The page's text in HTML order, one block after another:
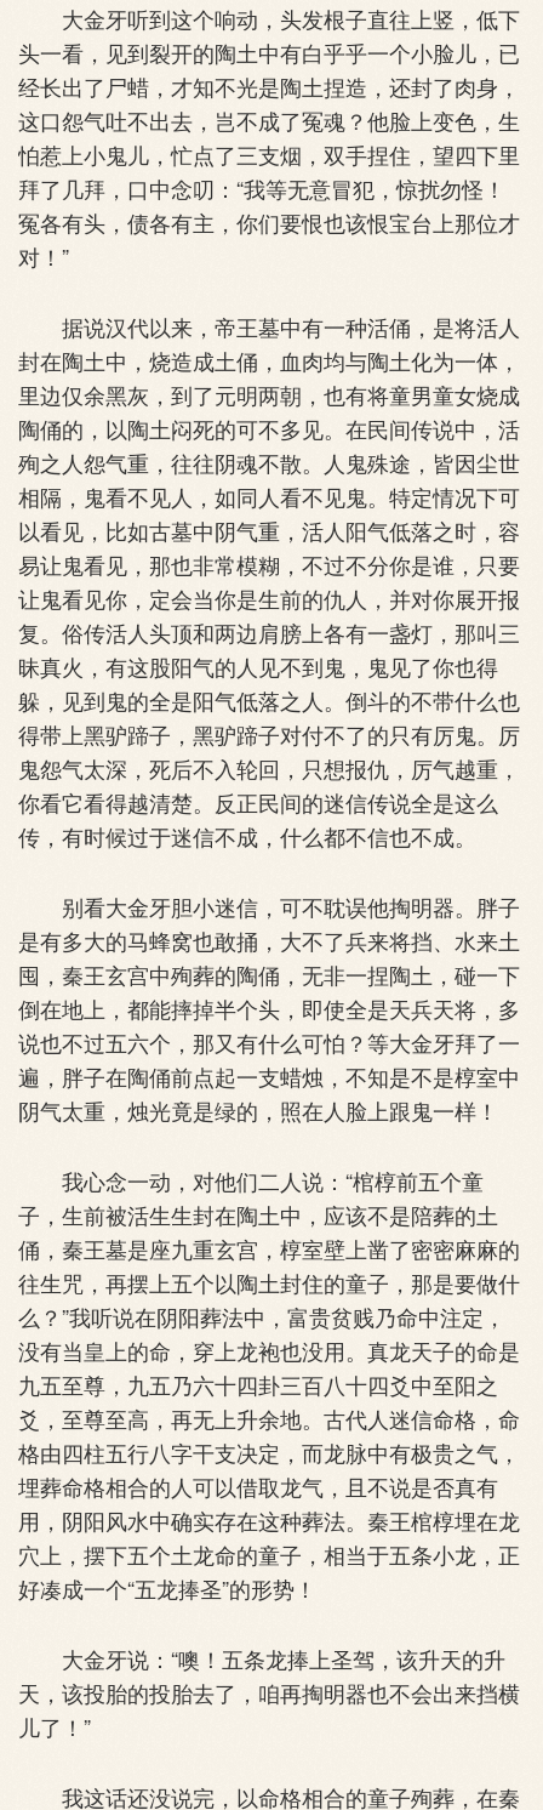
大金牙听到这个响动，头发根子直往上竖，低下
头一看，见到裂开的陶土中有白乎乎一个小脸儿，已
经长出了尸蜡，才知不光是陶土捏造，还封了肉身，
这口怨气吐不出去，岂不成了冤魂？他脸上变色，生
怕惹上小鬼儿，忙点了三支烟，双手捏住，望四下里
拜了几拜，口中念叨：“我等无意冒犯，惊扰勿怪！
冤各有头，债各有主，你们要恨也该恨宝台上那位才
对！”
据说汉代以来，帝王墓中有一种活俑，是将活人
封在陶土中，烧造成土俑，血肉均与陶土化为一体，
里边仅余黑灰，到了元明两朝，也有将童男童女烧成
陶俑的，以陶土闷死的可不多见。在民间传说中，活
殉之人怨气重，往往阴魂不散。人鬼殊途，皆因尘世
相隔，鬼看不见人，如同人看不见鬼。特定情况下可
以看见，比如古墓中阴气重，活人阳气低落之时，容
易让鬼看见，那也非常模糊，不过不分你是谁，只要
让鬼看见你，定会当你是生前的仇人，并对你展开报
复。俗传活人头顶和两边肩膀上各有一盏灯，那叫三
昧真火，有这股阳气的人见不到鬼，鬼见了你也得
躲，见到鬼的全是阳气低落之人。倒斗的不带什么也
得带上黑驴蹄子，黑驴蹄子对付不了的只有厉鬼。厉
鬼怨气太深，死后不入轮回，只想报仇，厉气越重，
你看它看得越清楚。反正民间的迷信传说全是这么
传，有时候过于迷信不成，什么都不信也不成。
别看大金牙胆小迷信，可不耽误他掏明器。胖子
是有多大的马蜂窝也敢捅，大不了兵来将挡、水来土
囤，秦王玄宫中殉葬的陶俑，无非一捏陶土，碰一下
倒在地上，都能摔掉半个头，即使全是天兵天将，多
说也不过五六个，那又有什么可怕？等大金牙拜了一
遍，胖子在陶俑前点起一支蜡烛，不知是不是椁室中
阴气太重，烛光竟是绿的，照在人脸上跟鬼一样！
我心念一动，对他们二人说：“棺椁前五个童
子，生前被活生生封在陶土中，应该不是陪葬的土
俑，秦王墓是座九重玄宫，椁室壁上凿了密密麻麻的
往生咒，再摆上五个以陶土封住的童子，那是要做什
么？”我听说在阴阳葬法中，富贵贫贱乃命中注定，
没有当皇上的命，穿上龙袍也没用。真龙天子的命是
九五至尊，九五乃六十四卦三百八十四爻中至阳之
爻，至尊至高，再无上升余地。古代人迷信命格，命
格由四柱五行八字干支决定，而龙脉中有极贵之气，
埋葬命格相合的人可以借取龙气，且不说是否真有
用，阴阳风水中确实存在这种葬法。秦王棺椁埋在龙
穴上，摆下五个土龙命的童子，相当于五条小龙，正
好凑成一个“五龙捧圣”的形势！
大金牙说：“噢！五条龙捧上圣驾，该升天的升
天，该投胎的投胎去了，咱再掏明器也不会出来挡横
儿了！”
我这话还没说完，以命格相合的童子殉葬，在秦